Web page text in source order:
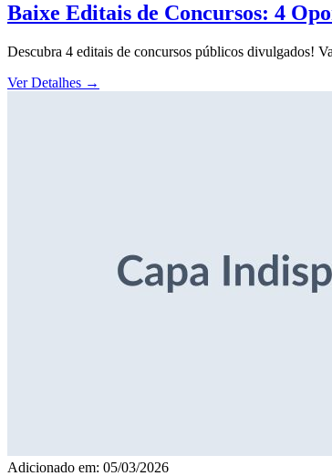
Baixe Editais de Concursos: 4
Descubra 4 editais de concursos públicos divulgados!
Ver Detalhes →
Adicionado em: 05/03/2026